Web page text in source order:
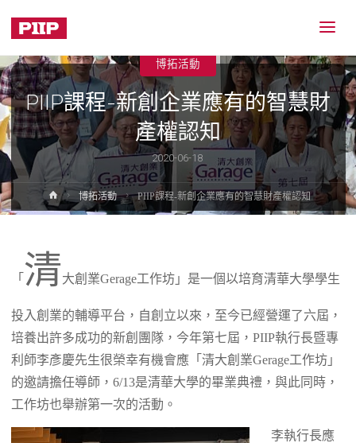
PIIP課程-新創企業應有的智慧財
產權認知
2020-06-18
博拓活動
Home博拓活動 PIIP課程-新創企業應有的智慧財產權認知
「 清大創業Gerage工作坊」是一個以培育清華大學學生
投入創業的輔導平台，自創立以來，至今已經營運了六屆，
培養出許多成功的新創團隊，今年第七屆，PIIP執行長暨專
利師李彥慶先生很榮幸有機會應「清大創業Gerage工作坊」
的邀請擔任導師，6/13是清華大學的畢業典禮，與此同時，
工作坊也舉辦第一次的活動。
李執行長應